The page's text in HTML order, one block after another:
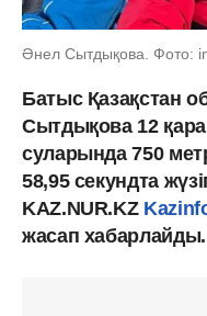
Әнел Сытдықова. Фото:
Батыс Қазақстан
Сытдықова 12
суларында 750
58,95 секундта
KAZ.NUR.KZ
жасап хабарлайды.